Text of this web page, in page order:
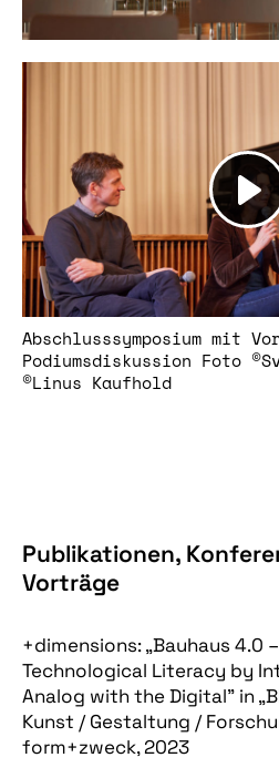
Abschlusssymposium mit
Podiumsdiskussion Foto
©Linus Kaufhold
Publikationen,
Vorträge
+dimensions: „Bauhaus 4.0
Technological Literacy by
Analog with the Digital” in
Kunst / Gestaltung /
form+zweck, 2023